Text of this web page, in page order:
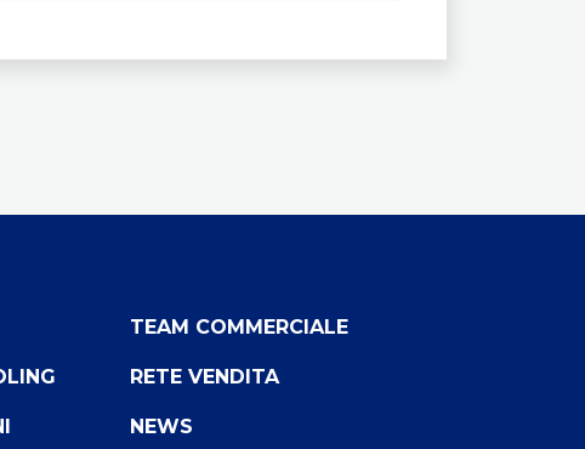
TEAM COMMERCIALE
RETE VENDITA
NEWS